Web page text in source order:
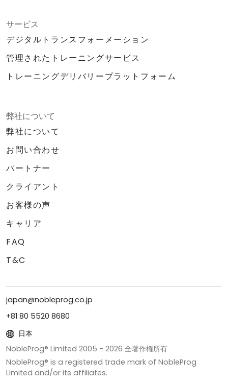
サービス
デジタルトランスフォーメーション
管理されたトレーニングサービス
トレーニングデリバリープラットフォーム
弊社について
弊社について
お問い合わせ
パートナー
クライアント
お客様の声
キャリア
FAQ
T&C
japan@nobleprog.co.jp
+81 80 5520 8680
日本
NobleProg® Limited 2005 - 2026 全著作権所有
NobleProg® is a registered trade mark of NobleProg
Limited and/or its affiliates.